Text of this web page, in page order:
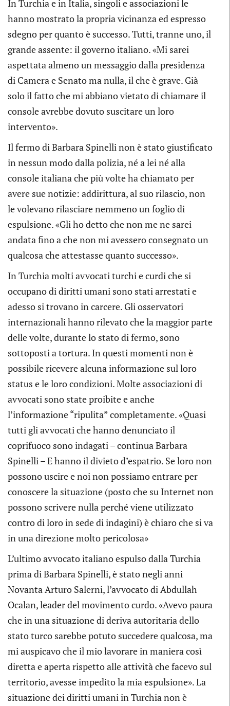
In Turchia e in Italia, singoli e associazioni le
hanno mostrato la propria vicinanza ed espresso
sdegno per quanto è successo. Tutti, tranne uno, il
grande assente: il governo italiano. «Mi sarei
aspettata almeno un messaggio dalla presidenza
di Camera e Senato ma nulla, il che è grave. Già
solo il fatto che mi abbiano vietato di chiamare il
console avrebbe dovuto suscitare un loro
intervento».
Il fermo di Barbara Spinelli non è stato giustificato
in nessun modo dalla polizia, né a lei né alla
console italiana che più volte ha chiamato per
avere sue notizie: addirittura, al suo rilascio, non
le volevano rilasciare nemmeno un foglio di
espulsione. «Gli ho detto che non me ne sarei
andata fino a che non mi avessero consegnato un
qualcosa che attestasse quanto successo».
In Turchia molti avvocati turchi e curdi che si
occupano di diritti umani sono stati arrestati e
adesso si trovano in carcere. Gli osservatori
internazionali hanno rilevato che la maggior parte
delle volte, durante lo stato di fermo, sono
sottoposti a tortura. In questi momenti non è
possibile ricevere alcuna informazione sul loro
status e le loro condizioni. Molte associazioni di
avvocati sono state proibite e anche
l’informazione “ripulita” completamente. «Quasi
tutti gli avvocati che hanno denunciato il
coprifuoco sono indagati – continua Barbara
Spinelli – E hanno il divieto d’espatrio. Se loro non
possono uscire e noi non possiamo entrare per
conoscere la situazione (posto che su Internet non
possono scrivere nulla perché viene utilizzato
contro di loro in sede di indagini) è chiaro che si va
in una direzione molto pericolosa»
L’ultimo avvocato italiano espulso dalla Turchia
prima di Barbara Spinelli, è stato negli anni
Novanta Arturo Salerni, l’avvocato di Abdullah
Ocalan, leader del movimento curdo. «Avevo paura
che in una situazione di deriva autoritaria dello
stato turco sarebbe potuto succedere qualcosa, ma
mi auspicavo che il mio lavorare in maniera così
diretta e aperta rispetto alle attività che facevo sul
territorio, avesse impedito la mia espulsione». La
situazione dei diritti umani in Turchia non è